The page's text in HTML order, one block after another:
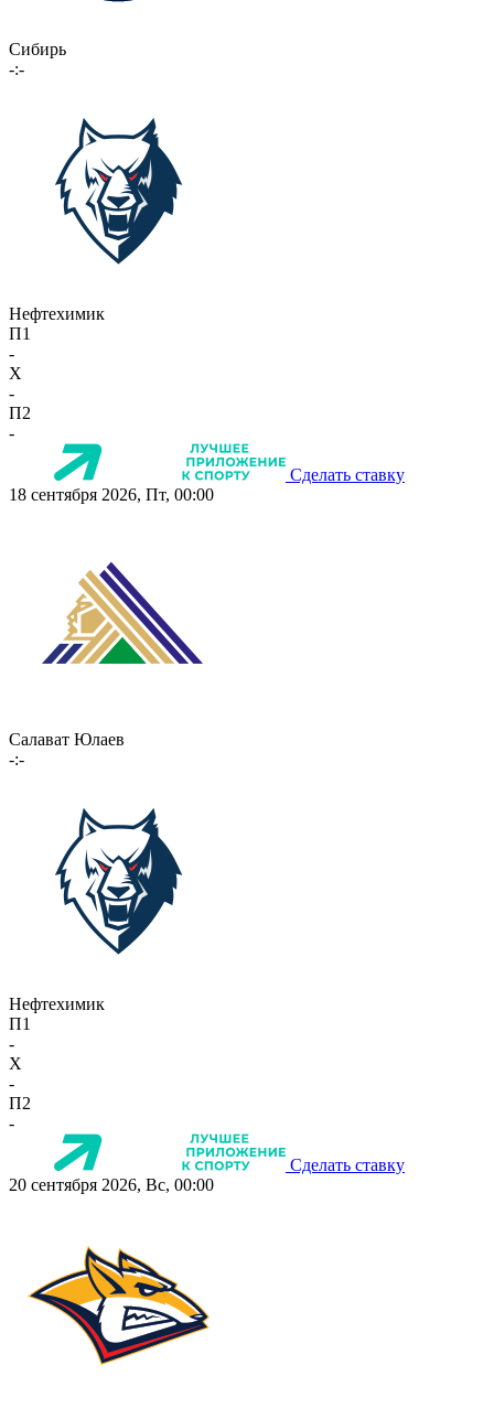
Сибирь
-:-
Нефтехимик
П1
-
X
-
П2
-
Сделать ставку
18 сентября 2026, Пт, 00:00
Салават Юлаев
-:-
Нефтехимик
П1
-
X
-
П2
-
Сделать ставку
20 сентября 2026, Вс, 00:00